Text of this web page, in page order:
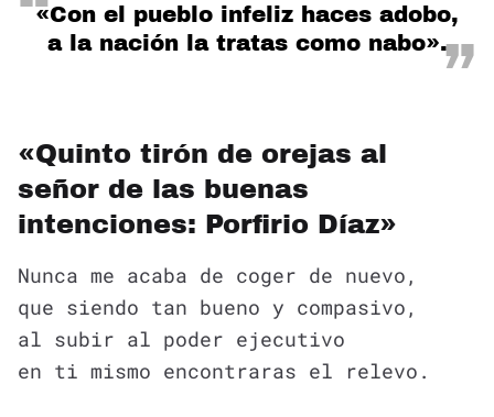
«Con el pueblo infeliz haces adobo,
a la nación la tratas como nabo».
«Quinto tirón de orejas al
señor de las buenas
intenciones: Porfirio Díaz»
Nunca me acaba de coger de nuevo,
que siendo tan bueno y compasivo,
al subir al poder ejecutivo
en ti mismo encontraras el relevo.